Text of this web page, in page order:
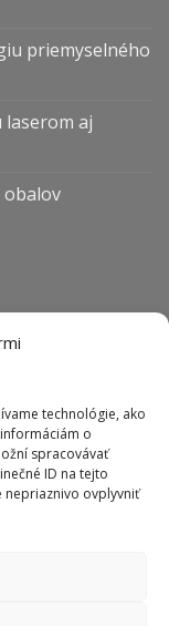
technológie, ako
o
spracovávať
ID na tejto
nepriaznivo ovplyvniť
priemyselného
laserom aj
obalov
Valentin